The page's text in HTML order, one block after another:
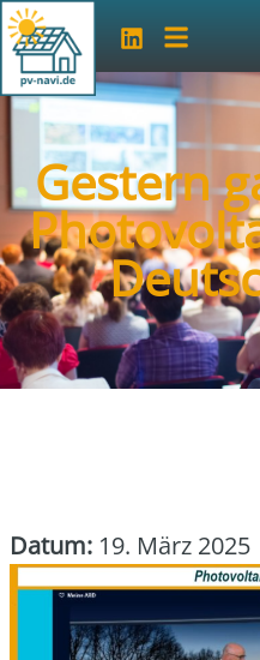
Gestern
Datum: 19. März 2025